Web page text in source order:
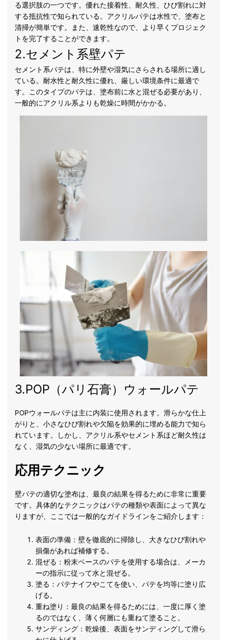
る選択肢の一つです。優れた接着性、耐久性、ひび割れに対
する抵抗性で知られている。アクリルパテは水性で、塗布と
清掃が簡単です。また、速乾性なので、より早くプロジェク
トを完了することができます。
2.セメント系壁パテ
セメント系パテは、特に外壁や湿気にさらされる場所に適し
ている。耐水性と耐久性に優れ、厳しい環境条件に最適で
す。このタイプのパテは、塗布前に水と混ぜる必要があり、
一般的にアクリル系よりも乾燥に時間がかかる。
3.POP（パリ石膏）ウォールパテ
POPウォールパテは主に内装に使用されます。滑らかな仕上
がりと、小さなひび割れや欠陥を効果的に埋める能力で知ら
れています。しかし、アクリル系やセメント系ほど耐久性は
なく、湿気の少ない場所に最適です。
応用テクニック
壁パテの適切な塗布は、最良の結果を得るために非常に重要
です。具体的なテクニックはパテの種類や表面によって異な
りますが、ここでは一般的なガイドラインをご紹介します：
表面の準備：壁を徹底的に掃除し、大きなひび割れや
損傷があれば補修する。
混ぜる：粉末ベースのパテを使用する場合は、メーカ
ーの指示に従って水と混ぜる。
塗る：パテナイフやこてを使い、パテを均等に塗り広
げる。
重ね塗り：最良の結果を得るためには、一度に厚く塗
るのではなく、薄く何層にも重ねて塗ること。
サンディング：乾燥後、表面をサンディングして滑ら